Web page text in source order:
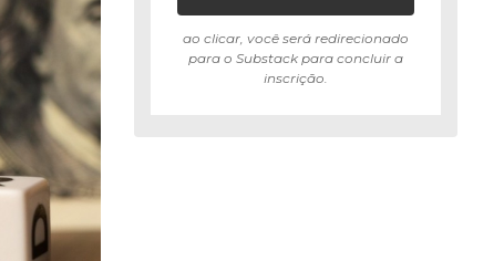
ao clicar, você será redirecionado
para o Substack para concluir a
inscrição.